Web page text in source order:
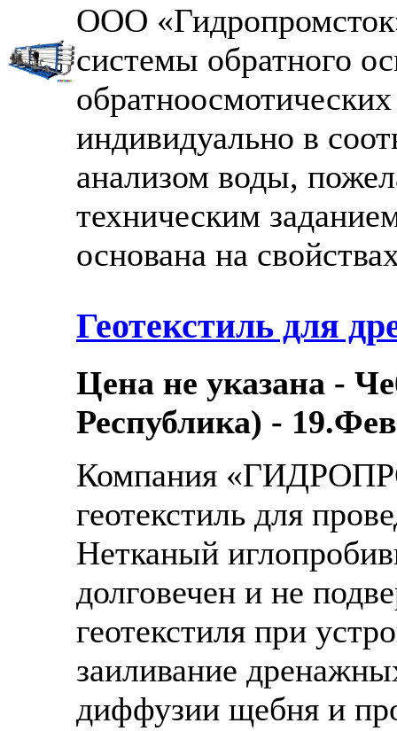
ООО
системы обратного
индивидуально в
анализом воды,
техническим
основана на
Геотекстиль для
Цена не указана -
Республика) -
Компания
геотекстиль для
Нетканый
долговечен и не
геотекстиля при
заиливание
диффузии щебня и